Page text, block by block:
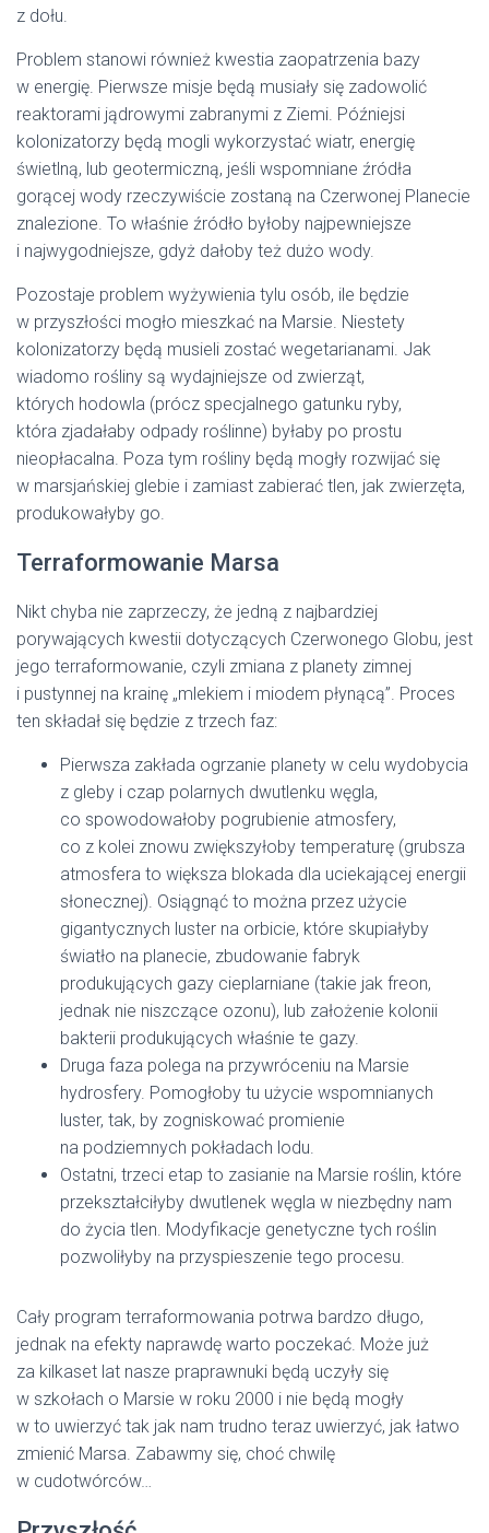
z dołu.
Problem stanowi również kwestia zaopatrzenia bazy
w energię. Pierwsze misje będą musiały się zadowolić
reaktorami jądrowymi zabranymi z Ziemi. Późniejsi
kolonizatorzy będą mogli wykorzystać wiatr, energię
świetlną, lub geotermiczną, jeśli wspomniane źródła
gorącej wody rzeczywiście zostaną na Czerwonej Planecie
znalezione. To właśnie źródło byłoby najpewniejsze
i najwygodniejsze, gdyż dałoby też dużo wody.
Pozostaje problem wyżywienia tylu osób, ile będzie
w przyszłości mogło mieszkać na Marsie. Niestety
kolonizatorzy będą musieli zostać wegetarianami. Jak
wiadomo rośliny są wydajniejsze od zwierząt,
których hodowla (prócz specjalnego gatunku ryby,
która zjadałaby odpady roślinne) byłaby po prostu
nieopłacalna. Poza tym rośliny będą mogły rozwijać się
w marsjańskiej glebie i zamiast zabierać tlen, jak zwierzęta,
produkowałyby go.
Terraformowanie Marsa
Nikt chyba nie zaprzeczy, że jedną z najbardziej
porywających kwestii dotyczących Czerwonego Globu, jest
jego terraformowanie, czyli zmiana z planety zimnej
i pustynnej na krainę „mlekiem i miodem płynącą”. Proces
ten składał się będzie z trzech faz:
Pierwsza zakłada ogrzanie planety w celu wydobycia
z gleby i czap polarnych dwutlenku węgla,
co spowodowałoby pogrubienie atmosfery,
co z kolei znowu zwiększyłoby temperaturę (grubsza
atmosfera to większa blokada dla uciekającej energii
słonecznej). Osiągnąć to można przez użycie
gigantycznych luster na orbicie, które skupiałyby
światło na planecie, zbudowanie fabryk
produkujących gazy cieplarniane (takie jak freon,
jednak nie niszczące ozonu), lub założenie kolonii
bakterii produkujących właśnie te gazy.
Druga faza polega na przywróceniu na Marsie
hydrosfery. Pomogłoby tu użycie wspomnianych
luster, tak, by zogniskować promienie
na podziemnych pokładach lodu.
Ostatni, trzeci etap to zasianie na Marsie roślin, które
przekształciłyby dwutlenek węgla w niezbędny nam
do życia tlen. Modyfikacje genetyczne tych roślin
pozwoliłyby na przyspieszenie tego procesu.
Cały program terraformowania potrwa bardzo długo,
jednak na efekty naprawdę warto poczekać. Może już
za kilkaset lat nasze praprawnuki będą uczyły się
w szkołach o Marsie w roku 2000 i nie będą mogły
w to uwierzyć tak jak nam trudno teraz uwierzyć, jak łatwo
zmienić Marsa. Zabawmy się, choć chwilę
w cudotwórców…